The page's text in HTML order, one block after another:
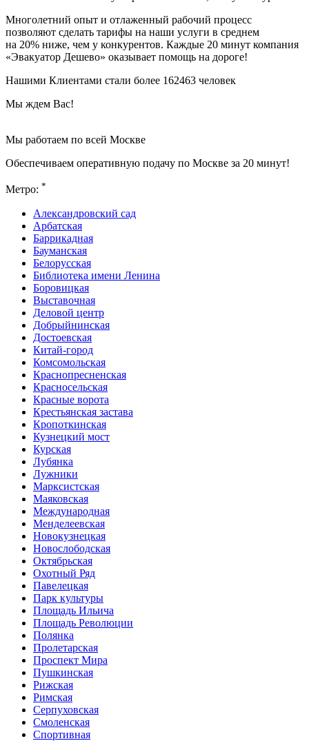
Многолетний опыт и отлаженный рабочий процесс
позволяют сделать тарифы на наши услуги в среднем
на 20% ниже, чем у конкурентов. Каждые 20 минут компания
«Эвакуатор Дешево» оказывает помощь на дороге!
Нашими Клиентами стали более 162463 человек
Мы ждем Вас!
Мы работаем по всей Москве
Обеспечиваем оперативную подачу по Москве за 20 минут!
Метро: *
Александровский сад
Арбатская
Баррикадная
Бауманская
Белорусская
Библиотека имени Ленина
Боровицкая
Выставочная
Деловой центр
Добрыйнинская
Достоевская
Китай-город
Комсомольская
Краснопресненская
Красносельская
Красные ворота
Крестьянская застава
Кропоткинская
Кузнецкий мост
Курская
Лубянка
Лужники
Марксистская
Маяковская
Международная
Менделеевская
Новокузнецкая
Новослободская
Октябрьская
Охотный Ряд
Павелецкая
Парк культуры
Площадь Ильича
Площадь Революции
Полянка
Пролетарская
Проспект Мира
Пушкинская
Рижская
Римская
Серпуховская
Смоленская
Спортивная